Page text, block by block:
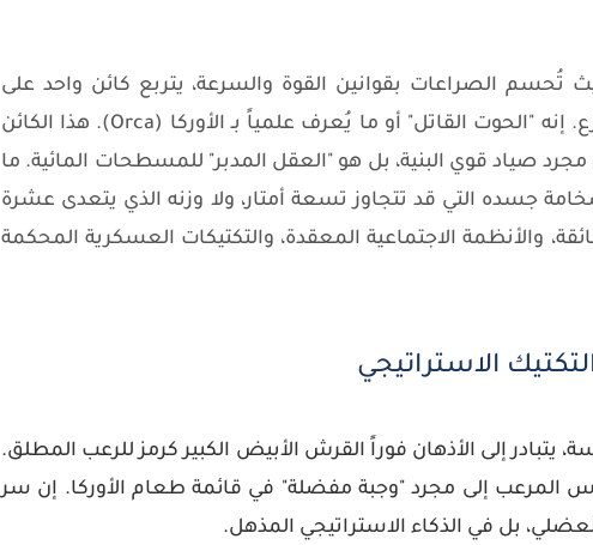
الصراعات بقوانين القوة والسرعة، يتربع كائن واحد على
إنه "الحوت القاتل" أو ما يُعرف علمياً بـ الأوركا (Orca)
. هذا الكائن
مجرد صياد قوي البنية، بل هو "العقل المدبر" للمسطحات المائية. ما
جسده التي قد تتجاوز تسعة أمتار، ولا وزنه الذي يتعدى عشرة
والأنظمة الاجتماعية المعقدة، والتكتيكات العسكرية المحكمة
الاستراتيجي
يتبادر إلى الأذهان فوراً القرش الأبيض الكبير كرمز للرعب المطلق.
المرعب إلى مجرد "وجبة مفضلة" في قائمة طعام الأوركا. إن سر
بل في الذكاء الاستراتيجي المذهل.